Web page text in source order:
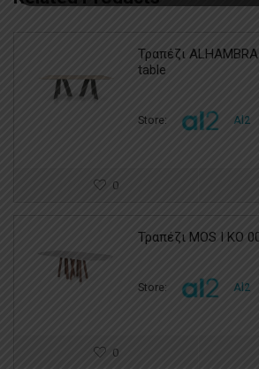
Τραπέζι
table
Store: Al2
0
Τραπέζι MOS I KO
Store: Al2
0